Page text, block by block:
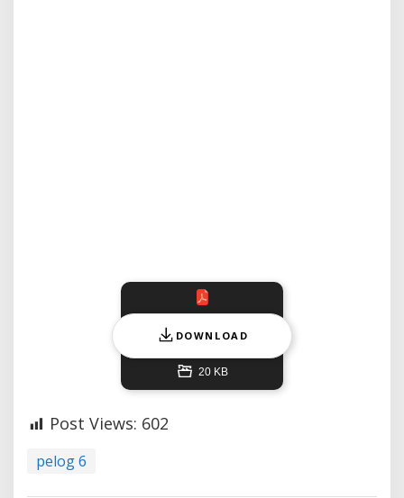
DOWNLOAD
20 KB
Post Views: 602
pelog 6